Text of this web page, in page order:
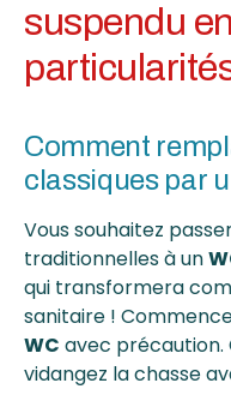
suspendu
Comment
classiques par
Vous souhaitez
traditionnelles à un
qui transformera
sanitaire !
WC avec précaution.
vidangez la chasse